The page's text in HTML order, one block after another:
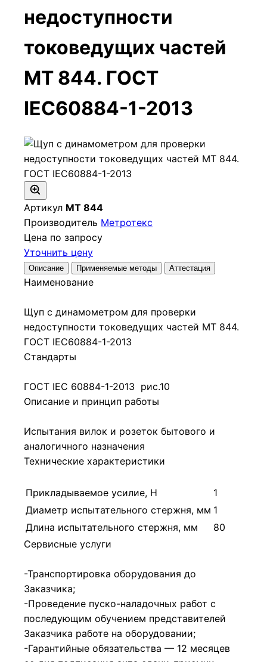
недоступности
токоведущих частей
МТ 844. ГОСТ
IEC60884-1-2013
Артикул МТ 844
Производитель Метротекс
Цена по запросу
Уточнить цену
Описание Применяемые методы Аттестация
Наименование
Щуп с динамометром для проверки
недоступности токоведущих частей МТ 844.
ГОСТ IEC60884-1-2013
Стандарты
ГОСТ IEC 60884-1-2013 рис.10
Описание и принцип работы
Испытания вилок и розеток бытового и
аналогичного назначения
Технические характеристики
Прикладываемое усилие, Н
1
Диаметр испытательного стержня, мм 1
Длина испытательного стержня, мм
80
Сервисные услуги
-Транспортировка оборудования до
Заказчика;
-Проведение пуско-наладочных работ с
последующим обучением представителей
Заказчика работе на оборудовании;
-Гарантийные обязательства — 12 месяцев